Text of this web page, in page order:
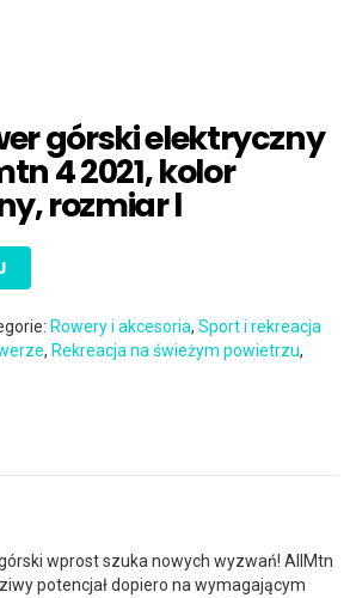
górski elektryczny
4 2021, kolor
rozmiar l
Rowery i akcesoria, Sport i rekreacja
, Rekreacja na świeżym powietrzu,
wprost szuka nowych wyzwań! AllMtn
potencjał dopiero na wymagającym